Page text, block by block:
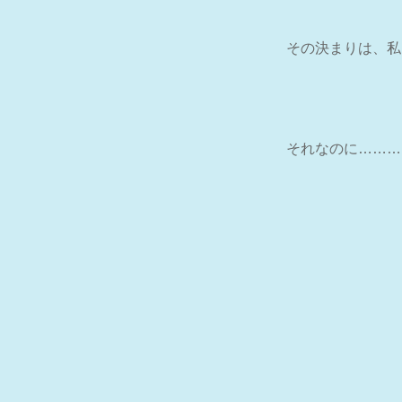
その決まりは、
それなのに………